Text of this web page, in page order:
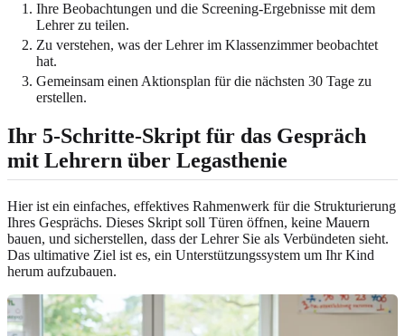
Ihre Beobachtungen und die Screening-Ergebnisse mit dem
Lehrer zu teilen.
Zu verstehen, was der Lehrer im Klassenzimmer beobachtet
hat.
Gemeinsam einen Aktionsplan für die nächsten 30 Tage zu
erstellen.
Ihr 5-Schritte-Skript für das Gespräch
mit Lehrern über Legasthenie
Hier ist ein einfaches, effektives Rahmenwerk für die Strukturierung
Ihres Gesprächs. Dieses Skript soll Türen öffnen, keine Mauern
bauen, und sicherstellen, dass der Lehrer Sie als Verbündeten sieht.
Das ultimative Ziel ist es, ein Unterstützungssystem um Ihr Kind
herum aufzubauen.